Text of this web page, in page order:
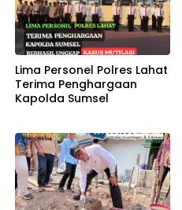
Lima Personel Polres Lahat
Terima Penghargaan
Kapolda Sumsel